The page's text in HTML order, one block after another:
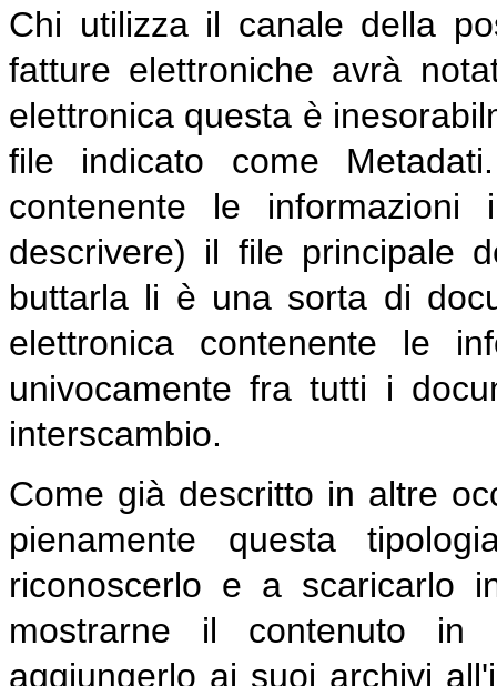
Chi utilizza il canale della
fatture elettroniche avrà
elettronica questa è
file indicato come
contenente le
descrivere) il file principale
buttarla li è una sorta di
elettronica contenente le
univocamente fra tutti i
interscambio.
Come già descritto in altre
pienamente questa
riconoscerlo e a scaricarlo
mostrarne il contenuto in
aggiungerlo ai suoi archivi